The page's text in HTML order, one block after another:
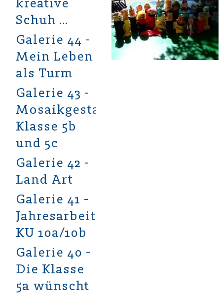
Schuh …
Galerie 44 -
Mein Leben
als Turm
Galerie 43 -
Mosaikgestaltung
Klasse 5b
und 5c
Galerie 42 -
Land Art
Galerie 41 -
Jahresarbeiten
KU 10a/10b
Galerie 40 -
Die Klasse
5a wünscht